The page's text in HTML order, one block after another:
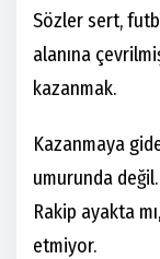
Sözler sert,
alanına
kazanmak.
Kazanmaya
umurunda değil.
Rakip ayakta
etmiyor.